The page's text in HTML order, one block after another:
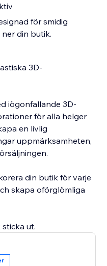
för smidig
din butik.
3D-
iögonfallande 3D-
för alla helger
en livlig
uppmärksamheten,
din butik för varje
skapa oförglömliga
ut.